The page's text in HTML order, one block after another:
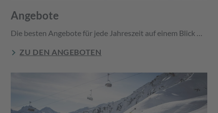
Angebote
Die besten Angebote für jede Jahreszeit auf einem Blick …
ZU DEN ANGEBOTEN